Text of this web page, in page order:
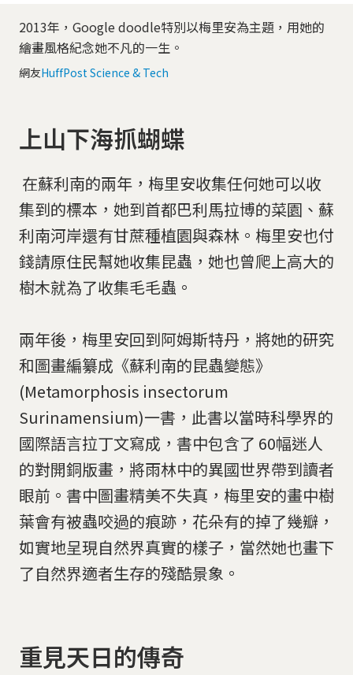
2013年，Google doodle特別以梅里安為主題，用她的
繪畫風格紀念她不凡的一生。
網友HuffPost Science & Tech
​​​​​​​上山下海抓蝴蝶
​​​​​​​​​​​​​​ 在蘇利南的兩年，梅里安收集任何她可以收
集到的標本，她到首都巴利馬拉博的菜園、蘇
利南河岸還有甘蔗種植園與森林。梅里安也付
錢請原住民幫她收集昆蟲，她也曾爬上高大的
樹木就為了收集毛毛蟲。
兩年後，梅里安回到阿姆斯特丹，將她的研究
和圖畫編纂成《蘇利南的昆蟲變態》
(Metamorphosis insectorum
Surinamensium)一書，此書以當時科學界的
國際語言拉丁文寫成，書中包含了 60幅迷人
的對開銅版畫，將雨林中的異國世界帶到讀者
眼前。書中圖畫精美不失真，梅里安的畫中樹
葉會有被蟲咬過的痕跡，花朵有的掉了幾瓣，
如實地呈現自然界真實的樣子，當然她也畫下
了自然界適者生存的殘酷景象。
​​​​​​​​​​​​​​重見天日的傳奇